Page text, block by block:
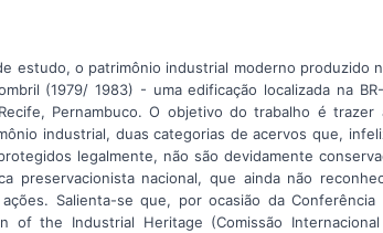
estudo, o patrimônio industrial moderno produzido
(1979/ 1983) - uma edificação localizada na
Pernambuco. O objetivo do trabalho é
industrial, duas categorias de acervos que,
legalmente, não são devidamente
preservacionista nacional, que ainda não
Salienta-se que, por ocasião da
of the Industrial Heritage (Comissão